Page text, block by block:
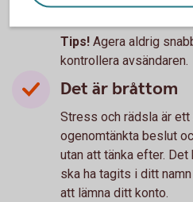
trovärdighet och
Tips! Agera aldrig
kontrollera avsändaren.
Det är bråttom
Stress och rädsla är
ogenomtänkta beslut
utan att tänka efter. Det
ska ha tagits i ditt
att lämna ditt konto.